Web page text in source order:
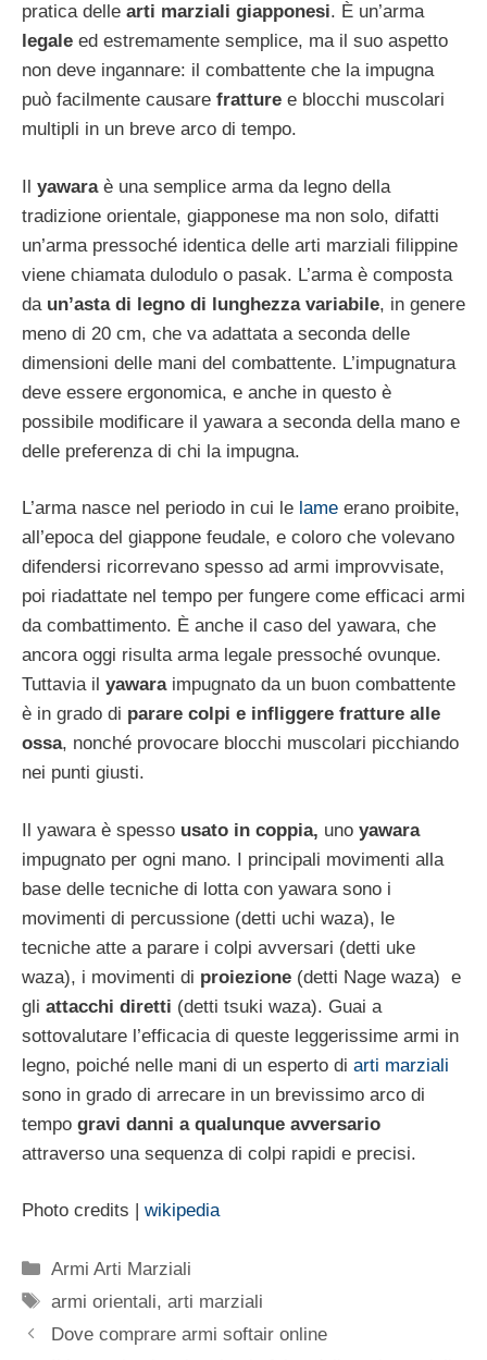
pratica delle arti marziali giapponesi. È un’arma
legale ed estremamente semplice, ma il suo aspetto
non deve ingannare: il combattente che la impugna
può facilmente causare fratture e blocchi muscolari
multipli in un breve arco di tempo.
Il yawaraè una semplice arma da legno della
tradizione orientale, giapponese ma non solo, difatti
un’arma pressoché identica delle arti marziali filippine
viene chiamata dulodulo o pasak. L’arma è composta
da un’asta di legno di lunghezza variabile, in genere
meno di 20 cm, che va adattata a seconda delle
dimensioni delle mani del combattente. L’impugnatura
deve essere ergonomica, e anche in questo è
possibile modificare il yawara a seconda della mano e
delle preferenza di chi la impugna.
L’arma nasce nel periodo in cui le lame erano proibite,
all’epoca del giappone feudale, e coloro che volevano
difendersi ricorrevano spesso ad armi improvvisate,
poi riadattate nel tempo per fungere come efficaci armi
da combattimento. È anche il caso del yawara, che
ancora oggi risulta arma legale pressoché ovunque.
Tuttavia il yawaraimpugnato da un buon combattente
è in grado di parare colpi e infliggere fratture alle
ossa, nonché provocare blocchi muscolari picchiando
nei punti giusti.
Il yawara è spesso usato in coppia, uno yawara
impugnato per ogni mano. I principali movimenti alla
base delle tecniche di lotta con yawara sono i
movimenti di percussione (detti uchi waza), le
tecniche atte a parare i colpi avversari (detti uke
waza), i movimenti di proiezione (detti Nage waza) e
gli attacchi diretti (detti tsuki waza). Guai a
sottovalutare l’efficacia di queste leggerissime armi in
legno, poiché nelle mani di un esperto di arti marziali
sono in grado di arrecare in un brevissimo arco di
tempo gravi danni a qualunque avversario
attraverso una sequenza di colpi rapidi e precisi.
Photo credits | wikipedia
Categorie
Armi Arti Marziali
Tag
armi orientali,arti marziali
Dove comprare armi softair online